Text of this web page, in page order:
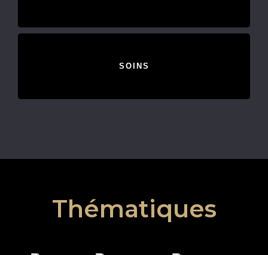
SOINS
Thématiques